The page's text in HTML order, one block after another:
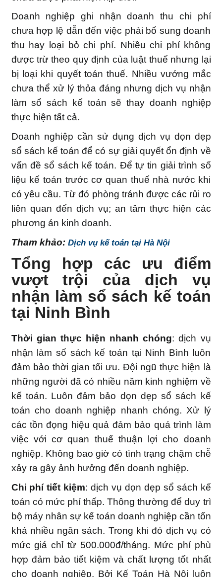
Doanh nghiệp ghi nhận doanh thu chi phí
chưa hợp lệ dẫn đến việc phải bổ sung doanh
thu hay loại bỏ chi phí. Nhiều chi phí không
được trừ theo quy định của luật thuế nhưng lại
bị loại khi quyết toán thuế. Nhiều vướng mắc
chưa thể xử lý thỏa đáng nhưng dịch vụ nhận
làm sổ sách kế toán sẽ thay doanh nghiệp
thực hiện tất cả.
Doanh nghiệp cần sử dụng dịch vụ dọn dẹp
sổ sách kế toán để có sự giải quyết ổn định về
vấn đề sổ sách kế toán. Để tự tin giải trình số
liệu kế toán trước cơ quan thuế nhà nước khi
có yêu cầu. Từ đó phòng tránh được các rủi ro
liên quan đến dịch vụ; an tâm thực hiện các
phương án kinh doanh.
Tham khảo: Dịch vụ kế toán tại Hà Nội
Tổng hợp các ưu điểm
vượt trội của dịch vụ
nhận làm sổ sách kế toán
tại Ninh Bình
Thời gian thực hiện nhanh chóng: dịch vụ
nhận làm sổ sách kế toán tại Ninh Bình luôn
đảm bảo thời gian tối ưu. Đội ngũ thực hiện là
những người đã có nhiều năm kinh nghiệm về
kế toán. Luôn đảm bảo dọn dẹp sổ sách kế
toán cho doanh nghiệp nhanh chóng. Xử lý
các tồn đọng hiệu quả đảm bảo quá trình làm
việc với cơ quan thuế thuận lợi cho doanh
nghiệp. Không bao giờ có tình trạng chậm chễ
xảy ra gây ảnh hưởng đến doanh nghiệp.
Chi phí tiết kiệm: dịch vụ dọn dẹp sổ sách kế
toán có mức phí thấp. Thông thường để duy trì
bộ máy nhân sự kế toán doanh nghiệp cần tốn
khá nhiều ngân sách. Trong khi đó dịch vụ có
mức giá chỉ từ 500.000đ/tháng. Mức phí phù
hợp đảm bảo tiết kiệm và chất lượng tốt nhất
cho doanh nghiệp. Bởi Kế Toán Hà Nội luôn